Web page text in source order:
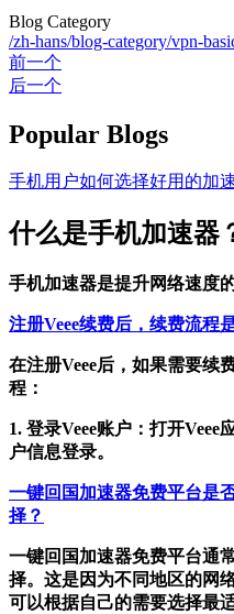
Blog Category
/zh-hans/blog-category/vpn-
前一个
后一个
Popular Blogs
手机用户如何选择好用的加
什么是手机加速器
手机加速器是提升网络速度的
注册Veee续费后，续费流程
在注册Veee后，如果需要续
程：
1. 登录Veee账户：打开
户信息登录。
一键回国加速器免费平台是
择？
一键回国加速器免费平台通
择。这是因为不同地区的网
可以根据自己的需要选择最